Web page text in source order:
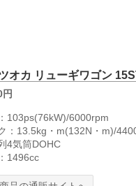
オカ リューギワゴン
103ps(76kW)/6000rpm
：13.5kg・m(132N・m)/
4気筒DOHC
1496cc